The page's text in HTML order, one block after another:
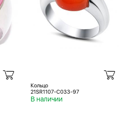
Кольцо
21SR1107-С033-97
В наличии